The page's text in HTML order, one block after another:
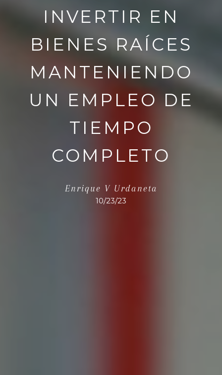
INVERTIR EN
BIENES RAÍCES
MANTENIENDO
UN EMPLEO DE
TIEMPO
COMPLETO
Enrique V Urdaneta
10/23/23